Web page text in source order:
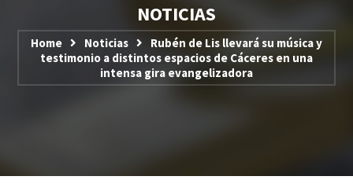
NOTICIAS
Home Noticias
Rubén de Lis llevará su música y
testimonio a distintos espacios de Cáceres en una
intensa gira evangelizadora